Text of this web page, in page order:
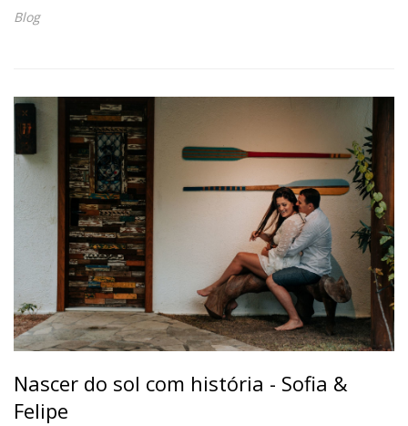
Blog
Nascer do sol com história - Sofia &
Felipe